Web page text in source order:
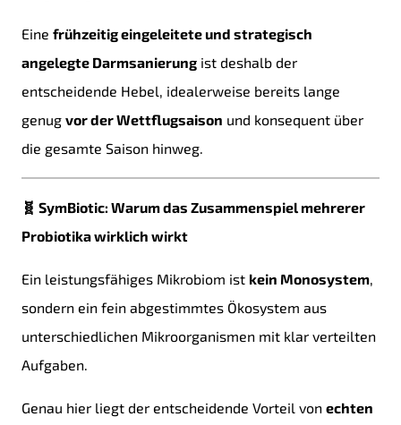
Eine frühzeitig eingeleitete und strategisch
angelegte Darmsanierung ist deshalb der
entscheidende Hebel, idealerweise bereits lange
genug vor der Wettflugsaison und konsequent über
die gesamte Saison hinweg.
🧬 SymBiotic: Warum das Zusammenspiel mehrerer
Probiotika wirklich wirkt
Ein leistungsfähiges Mikrobiom ist kein Monosystem
sondern ein fein abgestimmtes Ökosystem aus
unterschiedlichen Mikroorganismen mit klar verteilten
Aufgaben.
Genau hier liegt der entscheidende Vorteil von echten